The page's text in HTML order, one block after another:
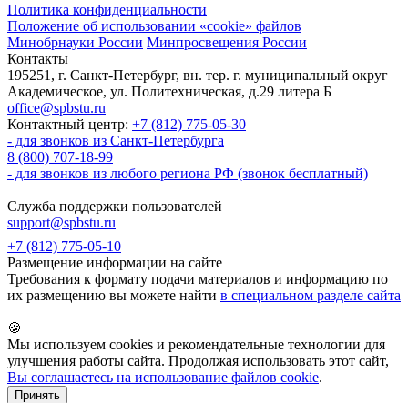
Политика конфиденциальности
Положение об использовании «cookie» файлов
Минобрнауки России Минпросвещения России
Контакты
195251, г. Санкт-Петербург, вн. тер. г. муниципальный округ
Академическое, ул. Политехническая, д.29 литера Б
office@spbstu.ru
Контактный центр: +7 (812) 775-05-30
- для звонков из Санкт-Петербурга
8 (800) 707-18-99
- для звонков из любого региона РФ (звонок бесплатный)
Служба поддержки пользователей
support@spbstu.ru
+7 (812) 775-05-10
Размещение информации на сайте
Требования к формату подачи материалов и информацию по
их размещению вы можете найти в специальном разделе сайта
🍪
Мы используем cookies и рекомендательные технологии для
улучшения работы сайта. Продолжая использовать этот сайт,
Вы соглашаетесь на использование файлов cookie.
Принять